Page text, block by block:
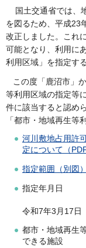
国土交通省では、
を図るため、平成23
改正しました。これ
可能となり、利用に
利用区域」を指定す
この度「鹿沼市」
等利用区域の指定等
件に該当すると認め
「都市・地域再生等
河川敷地占用許
定について（
指定範囲（別図
指定年月日
令和7年3月17日
都市・地域再生
できる施設